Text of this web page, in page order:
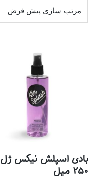
بادی اسپلش نیکس ژل
۲۵۰ میل